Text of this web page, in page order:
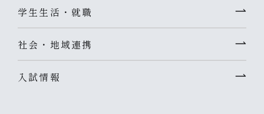
学生生活・就職
社会・地域連携
入試情報